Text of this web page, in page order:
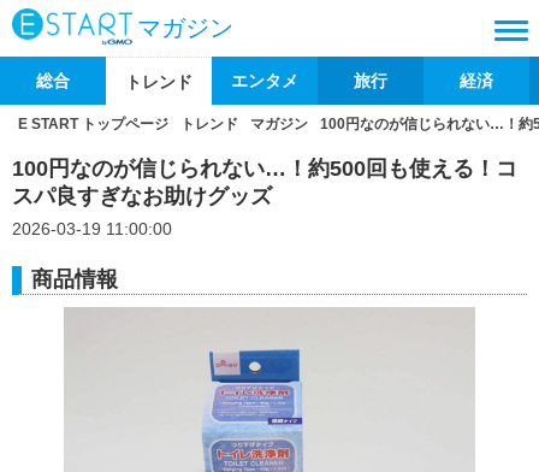
マガジン
総合 トレンド エンタメ 旅行 経済
E START トップページ トレンド マガジン 100円なのが信じられない…！約
100円なのが信じられない…！約500回も使える！コ
スパ良すぎなお助けグッズ
2026-03-19 11:00:00
商品情報